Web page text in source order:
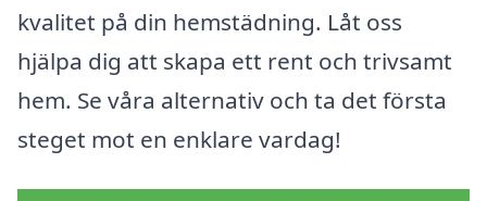
kvalitet på din hemstädning. Låt oss
hjälpa dig att skapa ett rent och trivsamt
hem. Se våra alternativ och ta det första
steget mot en enklare vardag!